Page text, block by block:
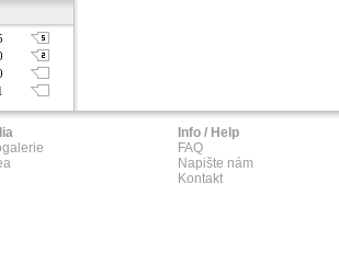
Info / Help
FAQ
Napište nám
Kontakt